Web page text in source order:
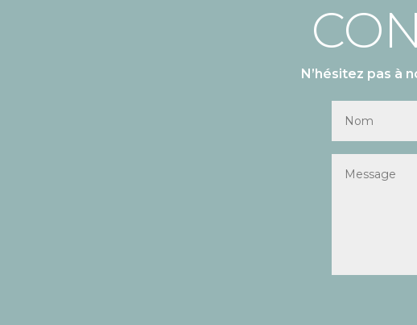
N’hésitez pas à